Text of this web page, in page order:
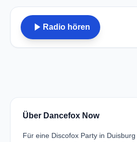
play_arrow Radio hören
Über Dancefox Now
Für eine Discofox Party in